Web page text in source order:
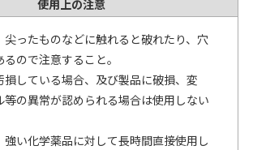
使用上の注意
尖ったものなどに触れると破れたり、穴
ので注意すること。
損している場合、及び製品に破損、変
等の異常が認められる場合は使用しない
強い化学薬品に対して長時間直接使用し